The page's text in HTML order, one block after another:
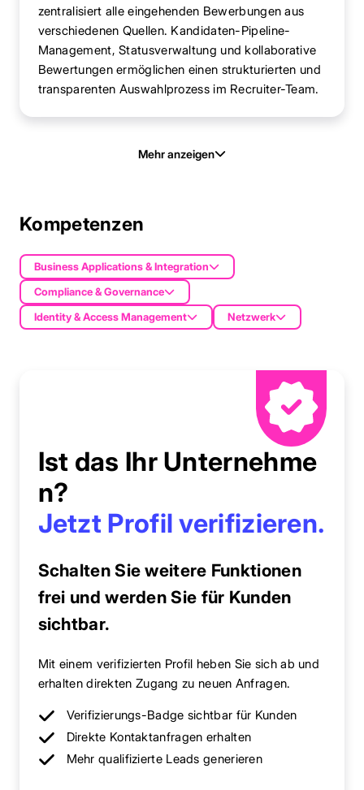
zentralisiert alle eingehenden Bewerbungen aus
verschiedenen Quellen. Kandidaten-Pipeline-
Management, Statusverwaltung und kollaborative
Bewertungen ermöglichen einen strukturierten und
transparenten Auswahlprozess im Recruiter-Team.
Mehr anzeigen
Kompetenzen
Business Applications & Integration
Compliance & Governance
Identity & Access Management
Netzwerk
Ist das Ihr Unternehme
n?
Jetzt Profil verifizieren.
Schalten Sie weitere Funktionen
frei und werden Sie für Kunden
sichtbar.
Mit einem verifizierten Profil heben Sie sich ab und
erhalten direkten Zugang zu neuen Anfragen.
Verifizierungs-Badge sichtbar für Kunden
Direkte Kontaktanfragen erhalten
Mehr qualifizierte Leads generieren